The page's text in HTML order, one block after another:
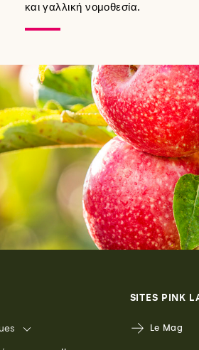
και γαλλική νομοθεσία.
SITES PINK
Le Mag